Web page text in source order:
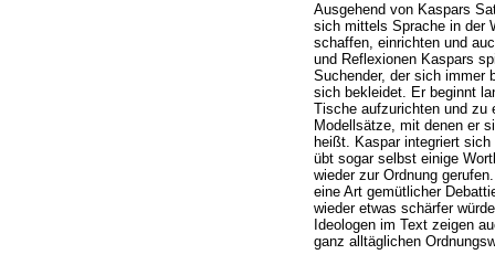
Ausgehend von Kaspars
sich mittels Sprache in der
schaffen, einrichten und
und Reflexionen Kaspars
Suchender, der sich immer
sich bekleidet. Er beginnt
Tische aufzurichten und zu
Modellsätze, mit denen er
heißt. Kaspar integriert
übt sogar selbst einige
wieder zur Ordnung
eine Art gemütlicher
wieder etwas schärfer
Ideologen im Text zeigen
ganz alltäglichen